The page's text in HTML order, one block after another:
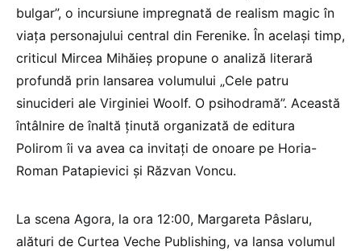
bulgar”, o incursiune impregnată de realism magic în
viața personajului central din Ferenike. În același timp,
criticul Mircea Mihăieș propune o analiză literară
profundă prin lansarea volumului „Cele patru
sinucideri ale Virginiei Woolf. O psihodramă”. Această
întâlnire de înaltă ținută organizată de editura
Polirom îi va avea ca invitați de onoare pe Horia-
Roman Patapievici și Răzvan Voncu.
La scena Agora, la ora 12:00, Margareta Pâslaru,
alături de Curtea Veche Publishing, va lansa volumul